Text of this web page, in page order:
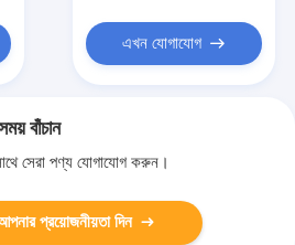
এখন যোগাযোগ
বাঁচান
সেরা পণ্য যোগাযোগ করুন।
প্রয়োজনীয়তা দিন